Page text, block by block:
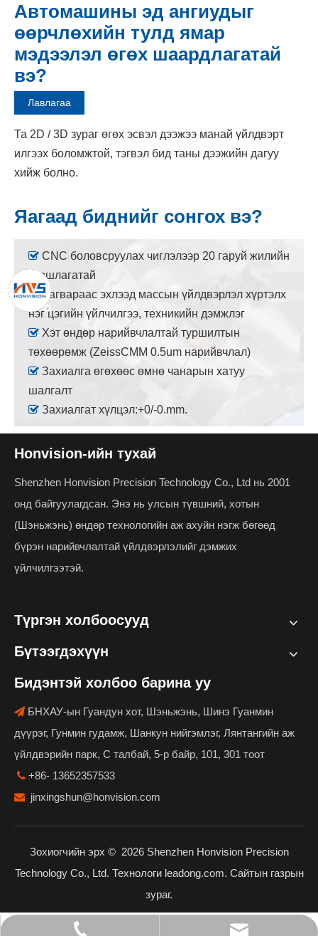
Автомашины эд ангиудыг
өөрчлөхийн тулд ямар
мэдээлэл өгөх шаардлагатай
вэ?
Лавлагаа
Та 2D / 3D зураг өгөх эсвэл дээжээ манай үйлдвэрт
илгээх боломжтой, тэгвэл бид таны дээжийн дагуу
хийж болно.
Яагаад биднийг сонгох вэ?
 CNC боловсруулах чиглэлээр 20 гаруй жилийн
туршлагатай
Загвараас эхлээд массын үйлдвэрлэл хүртэлх
нэг цэгийн үйлчилгээ, техникийн дэмжлэг
 Хэт өндөр нарийвчлалтай туршилтын
төхөөрөмж (ZeissCMM 0.5um нарийвчлал)
 Захиалга өгөхөөс өмнө чанарын хатуу
шалгалт
 Захиалгат хүлцэл:+0/-0.mm.
Honvision-ийн тухай
Shenzhen Honvision Precision Technology Co., Ltd нь 2001
онд байгуулагдсан. Энэ нь улсын түвшний, хотын
(Шэньжэнь) өндөр технологийн аж ахуйн нэгж бөгөөд
бүрэн нарийвчлалтай үйлдвэрлэлийг дэмжих
үйлчилгээтэй.
Түргэн холбоосууд
Бүтээгдэхүүн
Бидэнтэй холбоо барина уу
 БНХАУ-ын Гуандун хот, Шэньжэнь, Шинэ Гуанмин
дүүрэг, Гунмин гудамж, Шанкун нийгэмлэг, Лянтангийн аж
үйлдвэрийн парк, С талбай, 5-р байр, 101, 301 тоот
 +86- 13652357533
 jinxingshun@honvision.com
Зохиогчийн эрх © 2026Shenzhen Honvision Precision
Technology Co., Ltd. Технологи leadong.com. Сайтын газрын
зураг.